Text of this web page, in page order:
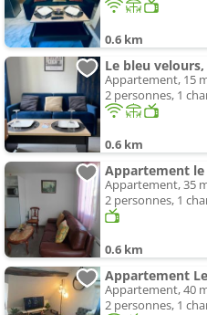
0.6 km
Le bleu
Appartement, 15
2 personnes, 1
0.6 km
Appartement le
Appartement, 35
2 personnes, 1
0.6 km
Appartement, 40
2 personnes, 1